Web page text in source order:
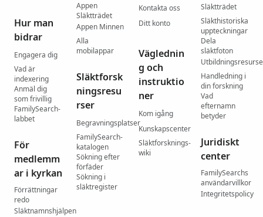
Hur man
bidrar
Engagera dig
Vad är
indexering
Anmäl dig
som frivillig
FamilySearch-
labbet
För
medlemm
ar i kyrkan
Förrättningar
redo
Släktnamnshjälpen
Appen
Släktträdet
Appen Minnen
Alla
mobilappar
Släktforsk
ningsresu
rser
Begravningsplatser
FamilySearch-
katalogen
Sökning efter
förfäder
Sökning i
släktregister
Kontakta oss
Ditt konto
Väglednin
g och
instruktio
ner
Kom igång
Kunskapscenter
Släktforsknings-
wiki
Släktträdet
Släkthistoriska
uppteckningar
Dela
släktfoton
Handledning i
din forskning
Vad
efternamn
betyder
Juridiskt
center
FamilySearchs
användarvillkor
Integritetspolicy